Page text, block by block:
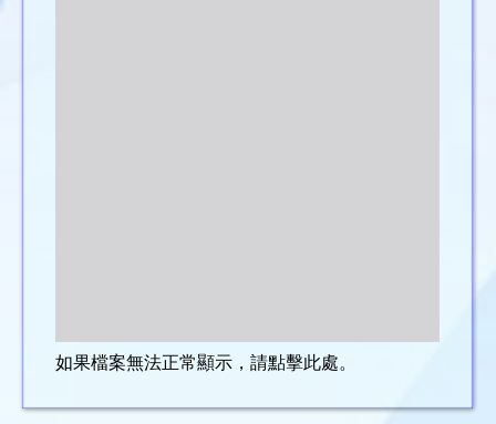
如果檔案無法正常顯示，請點擊此處。